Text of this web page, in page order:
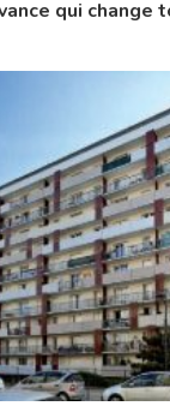
qui change